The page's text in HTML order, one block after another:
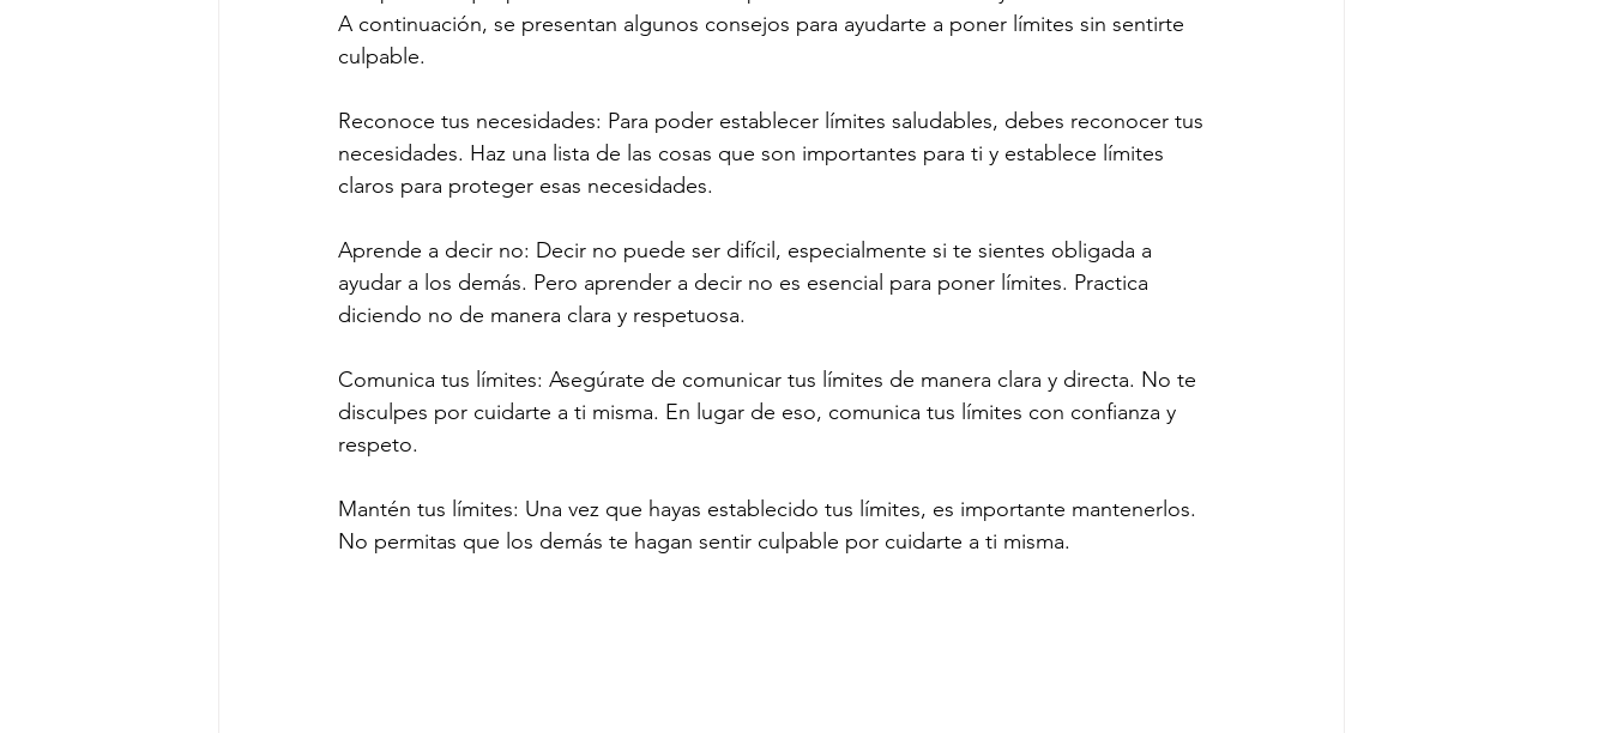
A continuación, se presentan algunos consejos para ayudarte a poner límites sin sentirte
culpable.
Reconoce tus necesidades: Para poder establecer límites saludables, debes reconocer tus
necesidades. Haz una lista de las cosas que son importantes para ti y establece límites
claros para proteger esas necesidades.
Aprende a decir no: Decir no puede ser difícil, especialmente si te sientes obligada a
ayudar a los demás. Pero aprender a decir no es esencial para poner límites. Practica
diciendo no de manera clara y respetuosa.
Comunica tus límites: Asegúrate de comunicar tus límites de manera clara y directa. No te
disculpes por cuidarte a ti misma. En lugar de eso, comunica tus límites con confianza y
respeto.
Mantén tus límites: Una vez que hayas establecido tus límites, es importante mantenerlos.
No permitas que los demás te hagan sentir culpable por cuidarte a ti misma.